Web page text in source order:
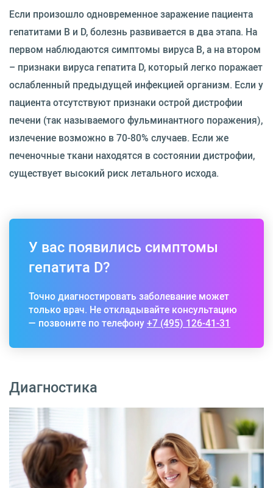
Если произошло одновременное заражение пациента
гепатитами В и D, болезнь развивается в два этапа. На
первом наблюдаются симптомы вируса В, а на втором
– признаки вируса гепатита D, который легко поражает
ослабленный предыдущей инфекцией организм. Если у
пациента отсутствуют признаки острой дистрофии
печени (так называемого фульминантного поражения),
излечение возможно в 70-80% случаев. Если же
печеночные ткани находятся в состоянии дистрофии,
существует высокий риск летального исхода.
У вас появились симптомы
гепатита D?
Точно диагностировать заболевание может
только врач. Не откладывайте консультацию
— позвоните по телефону+7 (495) 126-41-31
Диагностика